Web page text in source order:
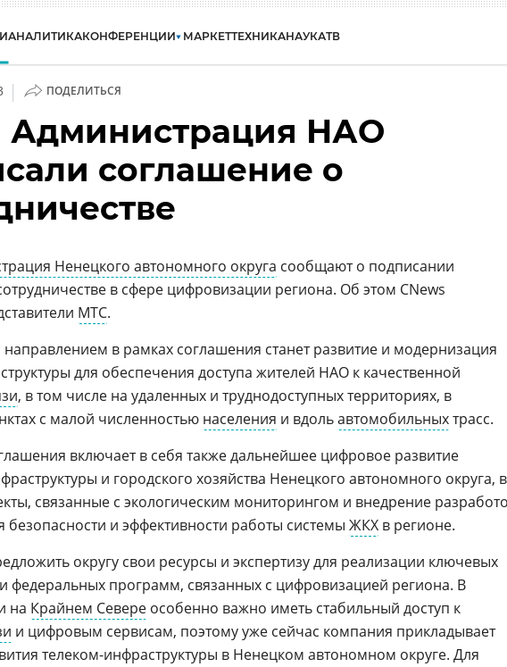
АНАЛИТИКАКОНФЕРЕНЦИИ МАРКЕТТЕХНИКАНАУКАТВ
| ПОДЕЛИТЬСЯ
Администрация НАО
соглашение о
Ненецкого автономного округа сообщают о подписании
в сфере цифровизации региона. Об этом CNews
МТС.
в рамках соглашения станет развитие и модернизация
для обеспечения доступа жителей НАО к качественной
, в том числе на удаленных и труднодоступных территориях, в
с малой численностью населения и вдольавтомобильныхтрасс.
включает в себя также дальнейшее цифровое развитие
и городского хозяйства Ненецкого автономного округа, в
связанные с экологическим мониторингом и внедрение
и эффективности работы системы ЖКХ в регионе.
округу свои ресурсы и экспертизу для реализации ключевых
федеральных программ, связанных с цифровизацией региона. В
на Крайнем Севере особенно важно иметь стабильный доступ к
и цифровым сервисам, поэтому уже сейчас компания прикладывает
телеком-инфраструктуры в Ненецком автономном округе. Для